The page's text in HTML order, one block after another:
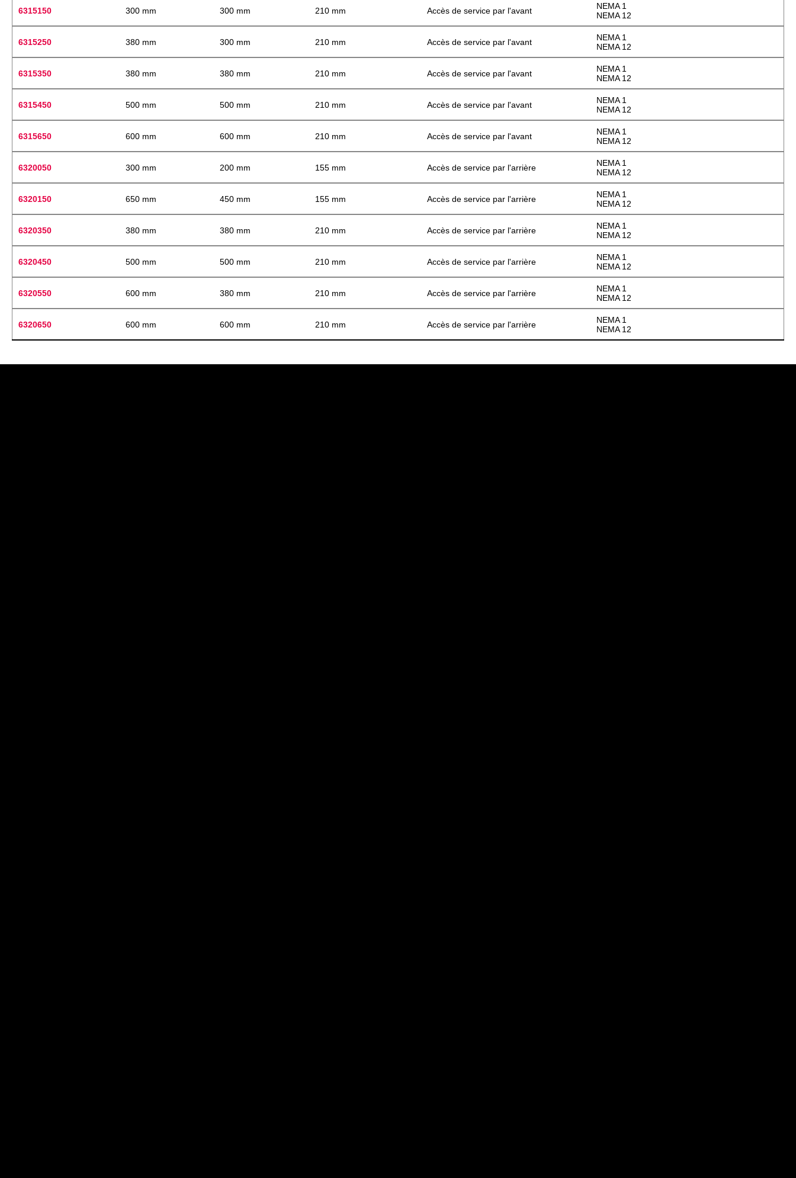
6315150 300 mm 300 mm 210 mm Accès de service par l'avant
NEMA 1
NEMA 12
6315250 380 mm 300 mm 210 mm Accès de service par l'avant
NEMA 1
NEMA 12
6315350 380 mm 380 mm 210 mm Accès de service par l'avant
NEMA 1
NEMA 12
6315450 500 mm 500 mm 210 mm Accès de service par l'avant
NEMA 1
NEMA 12
6315650 600 mm 600 mm 210 mm Accès de service par l'avant
NEMA 1
NEMA 12
6320050 300 mm 200 mm 155 mm Accès de service par l'arrière
NEMA 1
NEMA 12
6320150 650 mm 450 mm 155 mm Accès de service par l'arrière
NEMA 1
NEMA 12
6320350 380 mm 380 mm 210 mm Accès de service par l'arrière
NEMA 1
NEMA 12
6320450 500 mm 500 mm 210 mm Accès de service par l'arrière
NEMA 1
NEMA 12
6320550 600 mm 380 mm 210 mm Accès de service par l'arrière
NEMA 1
NEMA 12
6320650 600 mm 600 mm 210 mm Accès de service par l'arrière
NEMA 1
NEMA 12